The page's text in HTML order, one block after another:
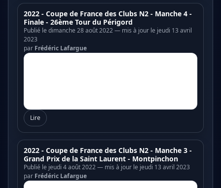
2022 - Coupe de France des Clubs N2 - Manche 4 -
Finale - 26ème Tour du Périgord
Publié le dimanche 28 août 2022 — mis à jour le jeudi 13 avril
2023
par Frédéric Lafargue
Lire
2022 - Coupe de France des Clubs N2 - Manche 3 -
Grand Prix de la Saint Laurent - Montpinchon
Publié le jeudi 4 août 2022 — mis à jour le jeudi 13 avril 2023
par Frédéric Lafargue